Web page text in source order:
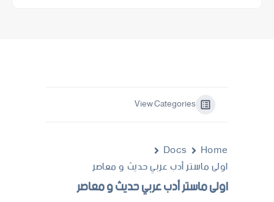
View Categories
Home
Docs
اولى ماستر أدب عربي حديث و معاصر
اولى ماستر أدب عربي حديث و معاصر